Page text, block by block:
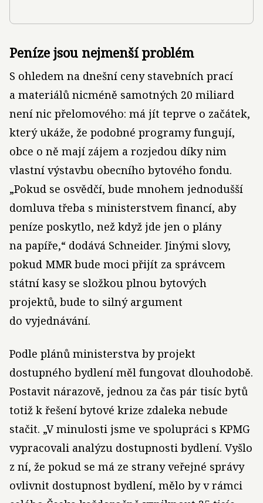
Peníze jsou nejmenší problém
S ohledem na dnešní ceny stavebních prací
a materiálů nicméně samotných 20 miliard
není nic přelomového: má jít teprve o začátek,
který ukáže, že podobné programy fungují,
obce o ně mají zájem a rozjedou díky nim
vlastní výstavbu obecního bytového fondu.
„Pokud se osvědčí, bude mnohem jednodušší
domluva třeba s ministerstvem financí, aby
peníze poskytlo, než když jde jen o plány
na papíře,“ dodává Schneider. Jinými slovy,
pokud MMR bude moci přijít za správcem
státní kasy se složkou plnou bytových
projektů, bude to silný argument
do vyjednávání.
Podle plánů ministerstva by projekt
dostupného bydlení měl fungovat dlouhodobě.
Postavit nárazově, jednou za čas pár tisíc bytů
totiž k řešení bytové krize zdaleka nebude
stačit. „V minulosti jsme ve spolupráci s KPMG
vypracovali analýzu dostupnosti bydlení. Vyšlo
z ní, že pokud se má ze strany veřejné správy
ovlivnit dostupnost bydlení, mělo by v rámci